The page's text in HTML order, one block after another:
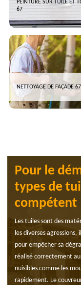
PEINTURE SUR TUILE ET
67
NETTOYAGE DE FAÇADE 67
Pour le
types de
compétent
Les tuiles sont des
les diverses
pour empêcher sa
réalisé correctement au
nuisibles comme les
rapidement. Le